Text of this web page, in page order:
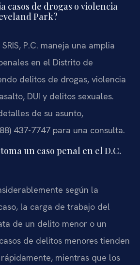
casos de drogas o violencia
Park?
P.C. maneja una amplia
en el Distrito de
delitos de drogas, violencia
DUI y delitos sexuales.
de su asunto,
437-7747 para una consulta.
un caso penal en el D.C.
según la
la carga de trabajo del
de un delito menor o un
de delitos menores tienden
mientras que los